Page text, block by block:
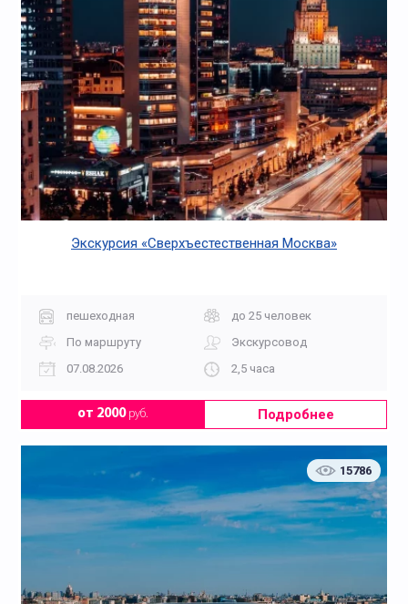
Экскурсия «Сверхъестественная Москва»
пешеходная
до 25 человек
По маршруту
Экскурсовод
07.08.2026
2,5 часа
от 2000руб. Подробнее
15786